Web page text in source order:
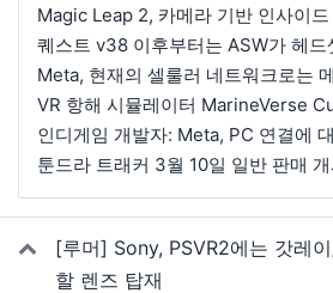
툰드라 트래커 3월 10일 일반 판매 개
관련자료
[루머] Sony, PSVR2에는 갓레
할 렌즈 탑재